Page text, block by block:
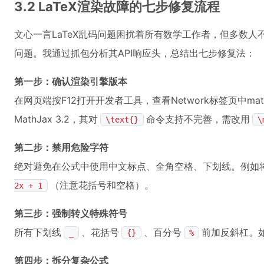
3.2 LaTeX渲染故障的七步修复流程
文心一言LaTeX乱码问题困扰着所有数学工作者，但多数
问题。我通过抓包分析其API响应头，总结出七步修复法：
第一步：确认渲染引擎版本
在网页端按F12打开开发者工具，查看Network标签页中
MathJax 3.2，其对
\text{} 命令支持不完善，需改用
第二步：禁用危险字符
绝对避免在公式中使用中文标点、全角空格、下划线。例如
2x + 1 （注意花括号和空格）。
第三步：强制转义特殊符号
所有下划线
、花括号 {} 、百分号 % 前加反斜杠。
第四步：拆分复杂公式